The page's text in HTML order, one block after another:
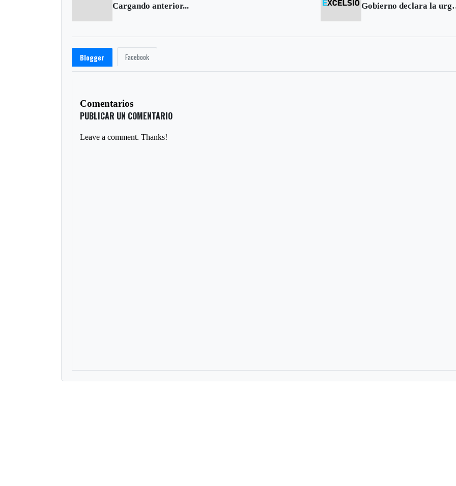
Cargando anterior... Gobierno
Blogger Facebook
Comentarios
PUBLICAR UN COMENTARIO
Leave a comment. Thanks!